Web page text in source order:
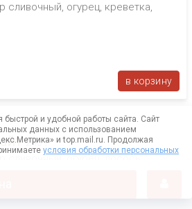
сливочный, огурец, креветка,
в корзину
240 г
сливочный, огурец, лосось
и удобной работы сайта. Сайт
данных с использованием
и top.mail.ru. Продолжая
условия обработки персональных